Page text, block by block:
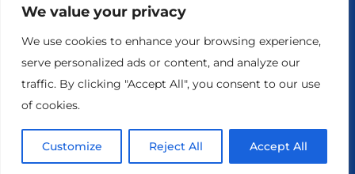
We value your privacy
We use cookies to enhance your browsing experience,
serve personalized ads or content, and analyze our
traffic. By clicking "Accept All", you consent to our use
of cookies.
Customize Reject All Accept All
Uudised
Ettevõtte andmed
© 2026 STV. Kõik õigused kaitstud.